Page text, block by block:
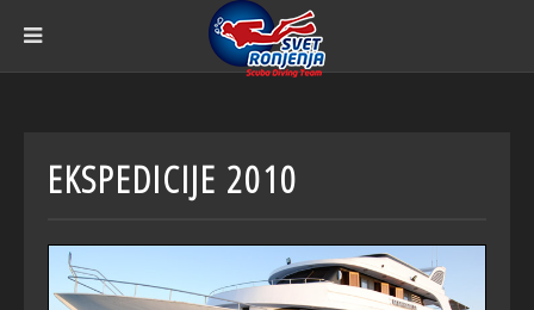
EKSPEDICIJE 2010